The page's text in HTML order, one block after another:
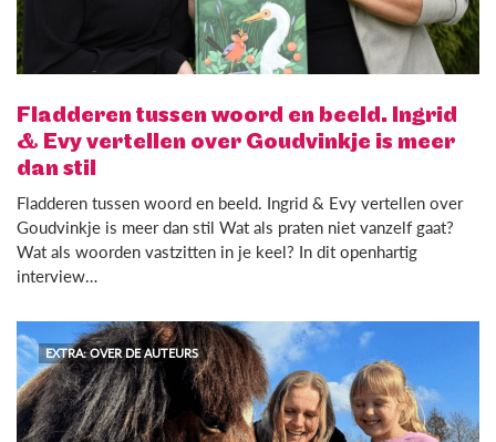
Fladderen tussen woord en beeld. Ingrid
& Evy vertellen over Goudvinkje is meer
dan stil
Fladderen tussen woord en beeld. Ingrid & Evy vertellen over
Goudvinkje is meer dan stil Wat als praten niet vanzelf gaat?
Wat als woorden vastzitten in je keel? In dit openhartig
interview…
EXTRA: OVER DE AUTEURS